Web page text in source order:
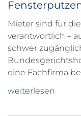
Mieter sind für
verantwortlich –
schwer
eine Fachfirma
weiterlesen